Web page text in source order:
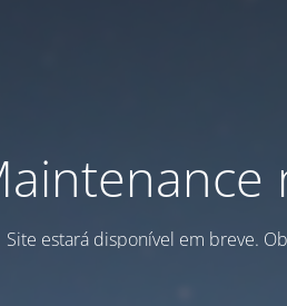
Site estará disponível em breve.